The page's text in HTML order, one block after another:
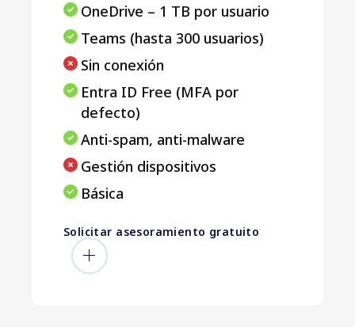
OneDrive – 1 TB por usuario
Teams (hasta 300 usuarios)
Sin conexión
Entra ID Free (MFA por
defecto)
Anti-spam, anti-malware
Gestión dispositivos
Básica
Solicitar asesoramiento gratuito